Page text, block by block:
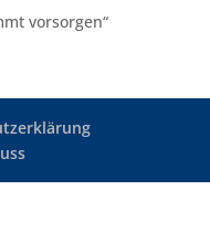
vorsorgen“